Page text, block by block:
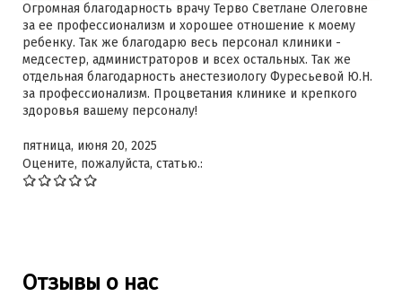
Огромная благодарность врачу Терво Светлане Олеговне
за ее профессионализм и хорошее отношение к моему
ребенку. Так же благодарю весь персонал клиники -
медсестер, администраторов и всех остальных. Так же
отдельная благодарность анестезиологу Фуресьевой Ю.Н.
за профессионализм. Процветания клинике и крепкого
здоровья вашему персоналу!
пятница, июня 20, 2025
Оцените, пожалуйста, статью.:
Отзывы о нас